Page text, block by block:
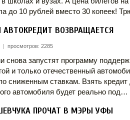
до 10 рублей вместо 30 копеек!
АВТОКРЕДИТ ВОЗВРАЩАЕТСЯ
| просмотров: 2285
снова запустят программу
и только отечественный
сниженным ставкам. Взять кредит
автомобиля будет реально под…
ПРОЧАТ В МЭРЫ УФЫ